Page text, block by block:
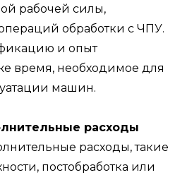
рабочей силы,
обработки с ЧПУ.
и опыт
время, необходимое для
машин.
расходы
расходы, такие
постобработка или